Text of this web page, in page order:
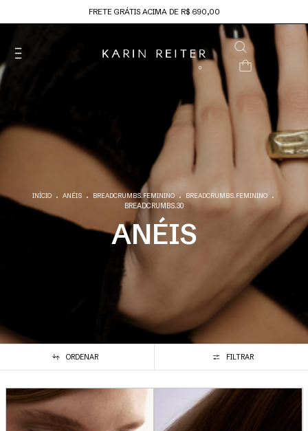
FRETE GRÁTIS ACIMA DE R$ 690,00
0
INÍCIO . ANÉIS . BREADCRUMBS.FEMININO . BREADCRUMBS.FEMININO .
BREADCRUMBS.30
ANÉIS
ORDENAR FILTRAR